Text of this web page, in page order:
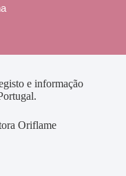
e informação
Oriflame